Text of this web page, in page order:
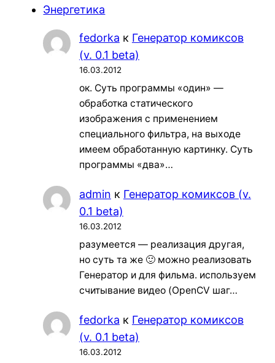
Энергетика
fedorka к Генератор комиксов
(v. 0.1 beta)
16.03.2012
ок. Суть программы «один» —
обработка статического
изображения с применением
специального фильтра, на выходе
имеем обработанную картинку. Суть
программы «два»…
admin к Генератор комиксов (v.
0.1 beta)
16.03.2012
разумеется — реализация другая,
но суть та же 🙂 можно реализовать
Генератор и для фильма. используем
считывание видео (OpenCV шаг…
fedorka к Генератор комиксов
(v. 0.1 beta)
16.03.2012